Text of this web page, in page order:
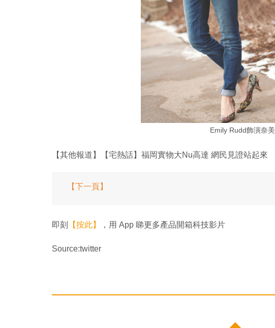
Emily Rudd飾演奈美
【其他報道】【宅熱話】福岡實物大Nu高達 網民見證站起來
【下一頁】
即刻 【按此】 ，用 App 睇更多產品開箱科技影片
Source:twitter